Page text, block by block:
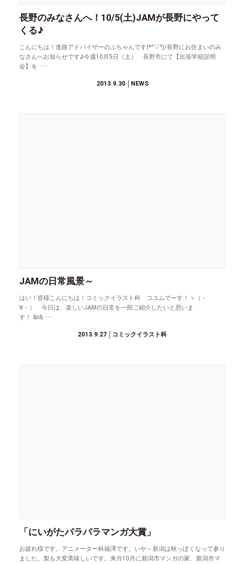
長野のみなさんへ！10/5(土)JAMが長野にやって
くる♪
こんにちは！進路アドバイザーのぶちゃんです(*^▽^)/長野にお住まいのみ
なさんへお知らせです♪今週10月5日（土） 長野市にて【出張学校説明
会】を ･･･
2013.9.30│NEWS
JAMの日常風景～
はい！皆様こんにちは！コミックイラスト科 コユムでーす！ヽ（・
∀・）ゝ今日は、楽しいJAMの日常を一部ご紹介したいと思いま
す！ &nb ･･･
2013.9.27 │コミックイラスト科
「にいがたパラパラマンガ大賞」
お疲れ様です。アニメーター科福澤です。いや～新潟は秋っぽくなって参り
ました。梨も大変美味しいです。来月10月に新潟市マンガの家、新潟市マ